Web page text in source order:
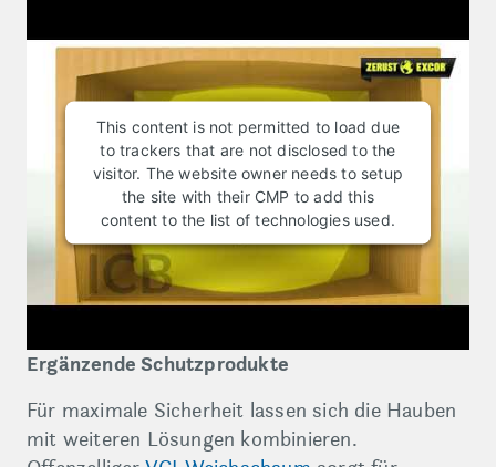
This content is not permitted to load due
to trackers that are not disclosed to the
visitor. The website owner needs to setup
the site with their CMP to add this
content to the list of technologies used.
Ergänzende Schutzprodukte
Für maximale Sicherheit lassen sich die Hauben
mit weiteren Lösungen kombinieren.